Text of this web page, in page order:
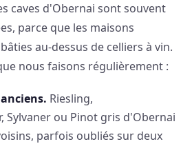
caves d'Obernai sont souvent
parce que les maisons
au-dessus de celliers à vin.
nous faisons régulièrement :
Riesling,
Sylvaner ou Pinot gris d'Obernai
parfois oubliés sur deux